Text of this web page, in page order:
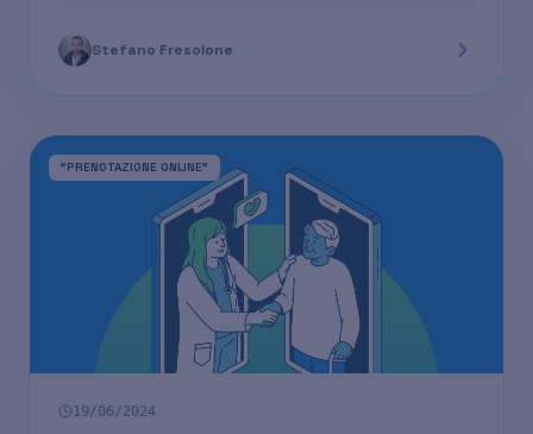
Stefano Fresolone
"PRENOTAZIONE ONLINE"
19/06/2024